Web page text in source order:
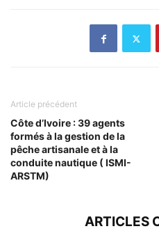
Article précédent
Côte d’Ivoire : 39 agents
formés à la gestion de la
pêche artisanale et à la
conduite nautique ( ISMI-
ARSTM)
ARTICLES